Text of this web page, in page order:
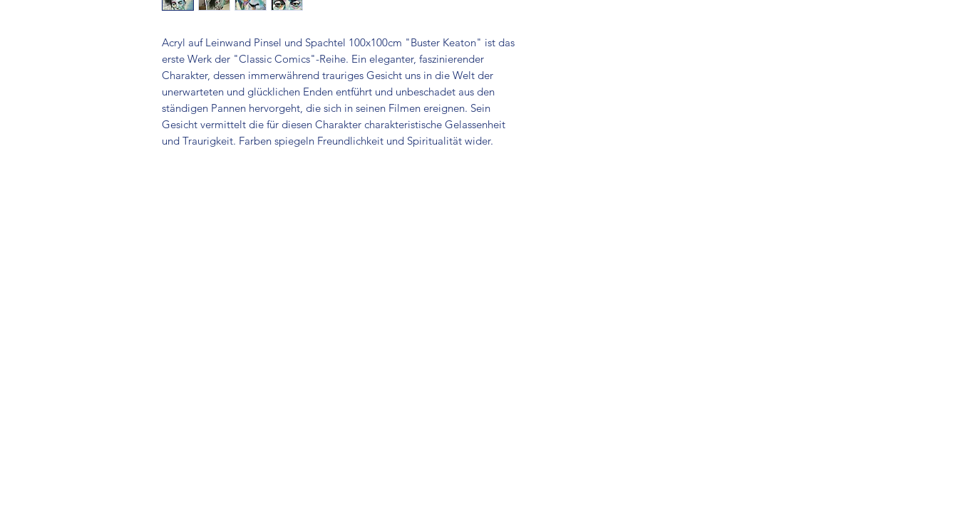
Acryl auf Leinwand Pinsel und Spachtel 100x100cm "Buster Keaton" ist das
erste Werk der "Classic Comics"-Reihe. Ein eleganter, faszinierender
Charakter, dessen immerwährend trauriges Gesicht uns in die Welt der
unerwarteten und glücklichen Enden entführt und unbeschadet aus den
ständigen Pannen hervorgeht, die sich in seinen Filmen ereignen. Sein
Gesicht vermittelt die für diesen Charakter charakteristische Gelassenheit
und Traurigkeit. Farben spiegeln Freundlichkeit und Spiritualität wider.